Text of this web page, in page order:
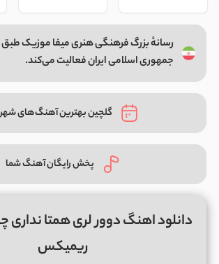
رسانهٔ بزرگ فرهنگی هنری میفا موزیک طبق
جمهوری اسلامی ایران فعالیت می‌کند.
گلچین بهترین آهنگ‌های
پخش رایگان آهنگ شما
دانلود اهنگ دوور لری همتا نداری
ریمیکس